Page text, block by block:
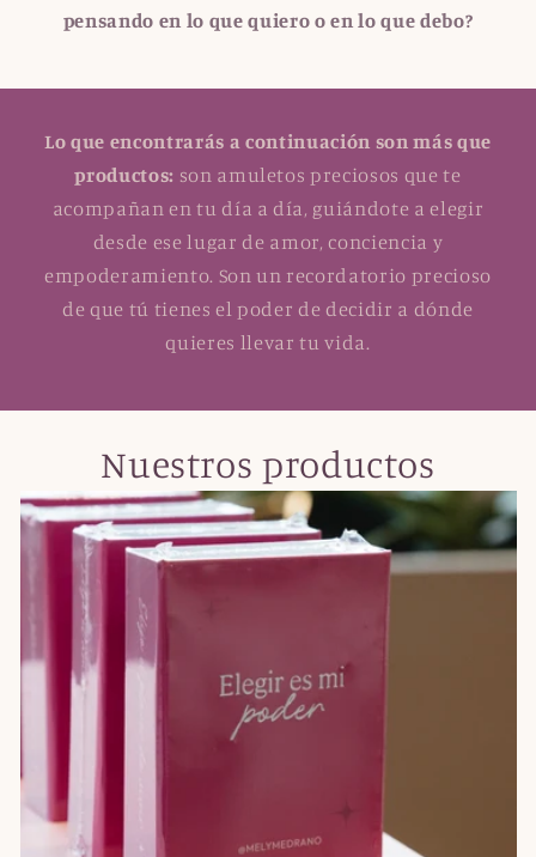
pensando en lo que quiero o en lo que debo?
Lo que encontrarás a continuación son más que
productos: son amuletos preciosos que te
acompañan en tu día a día, guiándote a elegir
desde ese lugar de amor, conciencia y
empoderamiento. Son un recordatorio precioso
de que tú tienes el poder de decidir a dónde
quieres llevar tu vida.
Nuestros productos